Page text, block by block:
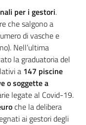
per i gestori.
che salgono a
di vasche e
Nell’ultima
la graduatoria del
a 147 piscine
o soggette a
legate al Covid-19.
che la delibera
ai gestori degli